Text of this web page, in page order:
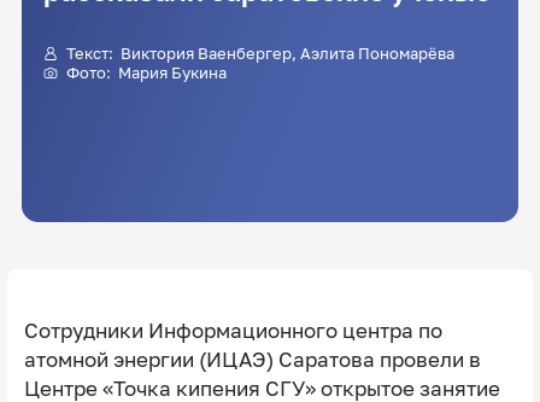
Текст: Виктория Ваенбергер, Аэлита Пономарёва
Фото: Мария Букина
Сотрудники Информационного центра по
атомной энергии (ИЦАЭ) Саратова провели в
Центре «Точка кипения СГУ» открытое занятие